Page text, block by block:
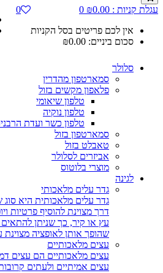
עגלת קניות : ₪0.00
0
אין לכם פריטים בסל הקניות
סכום ביניים:
₪0.00
0
סלולר
סמארטפון מהדרין
פלאפון מקשים בזול
טלפון שיאומי
טלפון נוקיה
טלפון כשר ועדת
סמארטפון בזול
טאבלט בזול
אביזרים לסלולר
מוצרי בלוטוס
לגינה
גדר עלים מלאכותי
גדר עלים מלאכותית היא
דרך מצוינת להוסיף פרטיות
עץ או קיר, כך שניתן להתאים
שהופך אותן לאופציה
עצים מלאכותיים
עצים מלאכותיים הם עצים
עצים אמיתיים ולעתים